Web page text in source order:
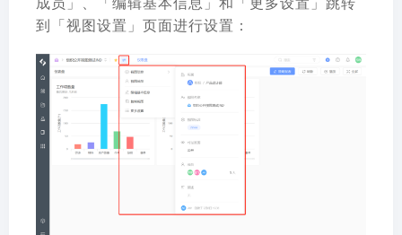
到「视图设置」页面进行设置：